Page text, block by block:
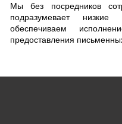
Мы без посредников
подразумевает
обеспечиваем
предоставления